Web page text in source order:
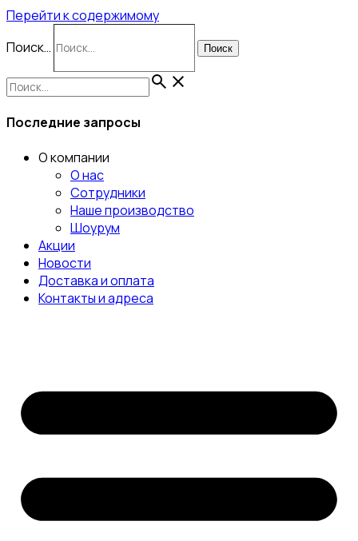
Перейти к содержимому
Поиск…
Поиск
Последние запросы
О компании
О нас
Сотрудники
Наше производство
Шоурум
Акции
Новости
Доставка и оплата
Контакты и адреса